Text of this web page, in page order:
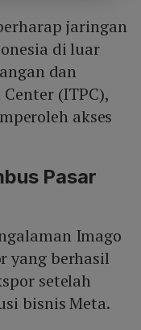
jaringan
di luar
dan
(ITPC),
akses
Pasar
Imago
yang berhasil
setelah
bisnis Meta.